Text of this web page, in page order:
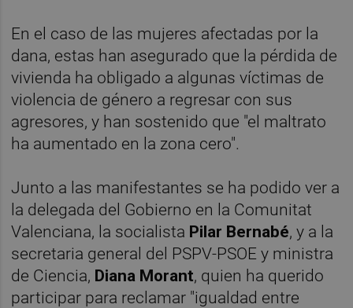
En el caso de las mujeres afectadas por la
dana, estas han asegurado que la pérdida de
vivienda ha obligado a algunas víctimas de
violencia de género a regresar con sus
agresores, y han sostenido que "el maltrato
ha aumentado en la zona cero".
Junto a las manifestantes se ha podido ver a
la delegada del Gobierno en la Comunitat
Valenciana, la socialista Pilar Bernabé, y a la
secretaria general del PSPV-PSOE y ministra
de Ciencia, Diana Morant, quien ha querido
participar para reclamar "igualdad entre